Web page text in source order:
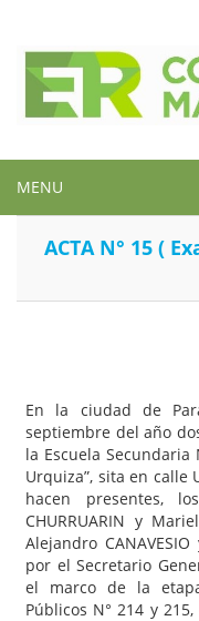
MENU
ACTA N° 15 (
En la ciudad de
septiembre del año
la Escuela Secundaria
Urquiza”, sita en calle
hacen presentes,
CHURRUARIN y
Alejandro
por el Secretario
el marco de la
Públicos N° 214 y